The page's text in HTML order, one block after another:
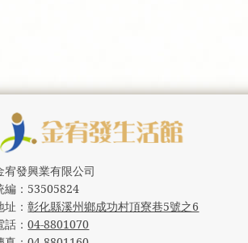
宥發興業有限公司
編：53505824
址：彰化縣溪州鄉成功村頂寮巷5號之6
話：04-8801070